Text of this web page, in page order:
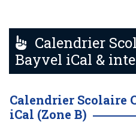
Calendrier
Bayvel iCal &
Calendrier Scolaire
iCal (Zone B)